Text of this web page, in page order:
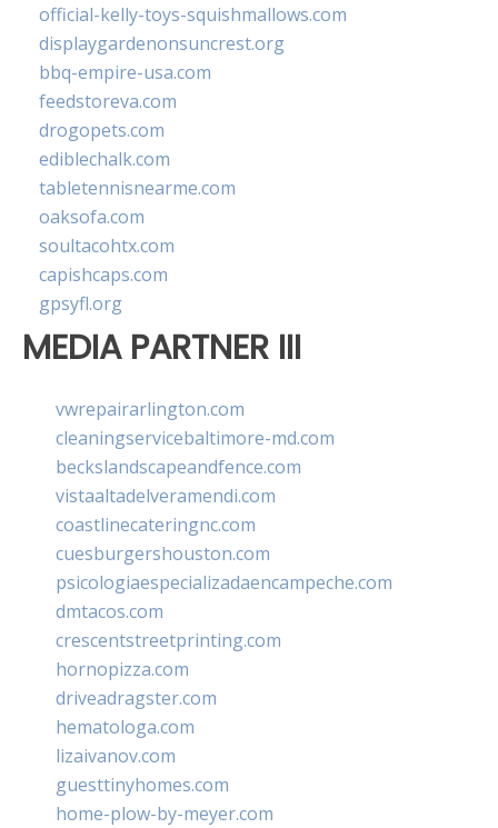
official-kelly-toys-squishmallows.com
displaygardenonsuncrest.org
bbq-empire-usa.com
feedstoreva.com
drogopets.com
ediblechalk.com
tabletennisnearme.com
oaksofa.com
soultacohtx.com
capishcaps.com
gpsyfl.org
MEDIA PARTNER III
vwrepairarlington.com
cleaningservicebaltimore-md.com
beckslandscapeandfence.com
vistaaltadelveramendi.com
coastlinecateringnc.com
cuesburgershouston.com
psicologiaespecializadaencampeche.com
dmtacos.com
crescentstreetprinting.com
hornopizza.com
driveadragster.com
hematologa.com
lizaivanov.com
guesttinyhomes.com
home-plow-by-meyer.com